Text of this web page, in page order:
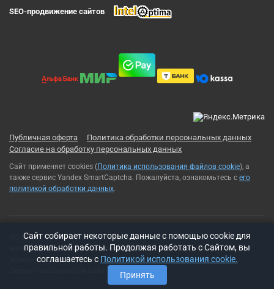
SEO-продвижение сайтов
Публичная оферта
Политика обработки персональных данных
Согласие на обработку персональных данных
Сайт применяет cookies (Политика использования файлов cookie), а
также сервис Yandex SmartCaptcha. Пожалуйста, ознакомьтесь с его
политикой обработки данных.
RC-Russia 2013-2026© Все права защищены. Использование
материалов с сайта возможно только с разрешения
администрации сайта
t-rex500@ya.ru
Cайт собирает некоторые данные с помощью cookie для
правильной работы. Продолжая работать с Сайтом, вы
соглашаетесь с Политикой использования cookie.
Принять